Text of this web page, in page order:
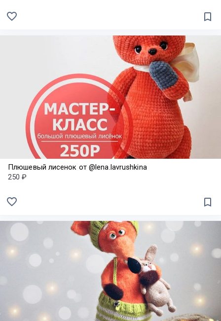
bookmark_border
favorite_border
Плюшевый лисенок от @lena.lavrushkina
250 ₽
bookmark_border
favorite_border